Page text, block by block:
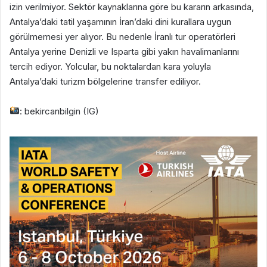
izin verilmiyor. Sektör kaynaklarına göre bu kararın arkasında,
Antalya’daki tatil yaşamının İran’daki dini kurallara uygun
görülmemesi yer alıyor. Bu nedenle İranlı tur operatörleri
Antalya yerine Denizli ve Isparta gibi yakın havalimanlarını
tercih ediyor. Yolcular, bu noktalardan kara yoluyla
Antalya’daki turizm bölgelerine transfer ediliyor.
: bekircanbilgin (IG)